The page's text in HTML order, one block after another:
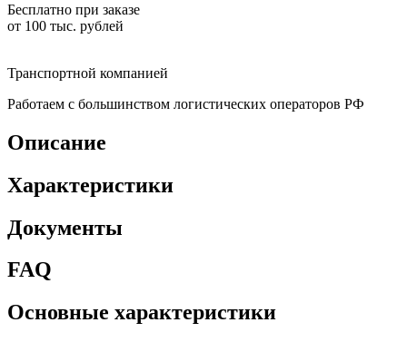
Бесплатно при заказе
от 100 тыс. рублей
Транспортной компанией
Работаем с большинством логистических операторов РФ
Описание
Характеристики
Документы
FAQ
Основные характеристики